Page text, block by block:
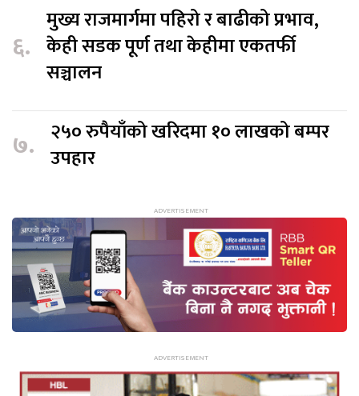
६.
मुख्य राजमार्गमा पहिरो र बाढीको प्रभाव,
केही सडक पूर्ण तथा केहीमा एकतर्फी
सञ्चालन
७. २५० रुपैयाँको खरिदमा १० लाखको बम्पर
उपहार